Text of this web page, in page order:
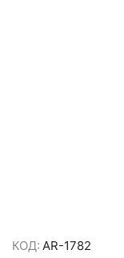
КОД: AR-1782